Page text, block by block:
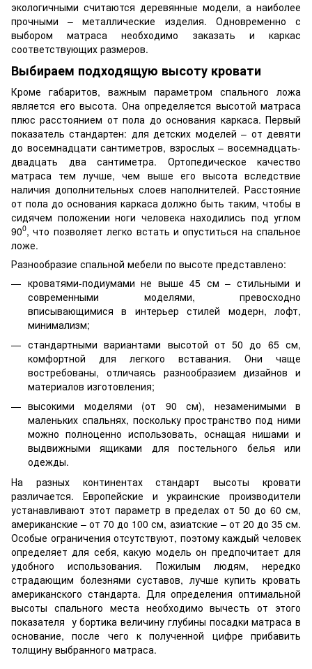
экологичными считаются деревянные модели, а наиболее
прочными – металлические изделия. Одновременно с
выбором матраса необходимо заказать и каркас
соответствующих размеров.
Выбираем подходящую высоту кровати
Кроме габаритов, важным параметром спального ложа
является его высота. Она определяется высотой матраса
плюс расстоянием от пола до основания каркаса. Первый
показатель стандартен: для детских моделей – от девяти
до восемнадцати сантиметров, взрослых – восемнадцать-
двадцать два сантиметра. Ортопедическое качество
матраса тем лучше, чем выше его высота вследствие
наличия дополнительных слоев наполнителей. Расстояние
от пола до основания каркаса должно быть таким, чтобы в
сидячем положении ноги человека находились под углом
900, что позволяет легко встать и опуститься на спальное
ложе.
Разнообразие спальной мебели по высоте представлено:
кроватями-подиумами не выше 45 см – стильными и
современными моделями, превосходно
вписывающимися в интерьер стилей модерн, лофт,
минимализм;
стандартными вариантами высотой от 50 до 65 см,
комфортной для легкого вставания. Они чаще
востребованы, отличаясь разнообразием дизайнов и
материалов изготовления;
высокими моделями (от 90 см), незаменимыми в
маленьких спальнях, поскольку пространство под ними
можно полноценно использовать, оснащая нишами и
выдвижными ящиками для постельного белья или
одежды.
На разных континентах стандарт высоты кровати
различается. Европейские и украинские производители
устанавливают этот параметр в пределах от 50 до 60 см,
американские – от 70 до 100 см, азиатские – от 20 до 35 см.
Особые ограничения отсутствуют, поэтому каждый человек
определяет для себя, какую модель он предпочитает для
удобного использования. Пожилым людям, нередко
страдающим болезнями суставов, лучше купить кровать
американского стандарта. Для определения оптимальной
высоты спального места необходимо вычесть от этого
показателя у бортика величину глубины посадки матраса в
основание, после чего к полученной цифре прибавить
толщину выбранного матраса.